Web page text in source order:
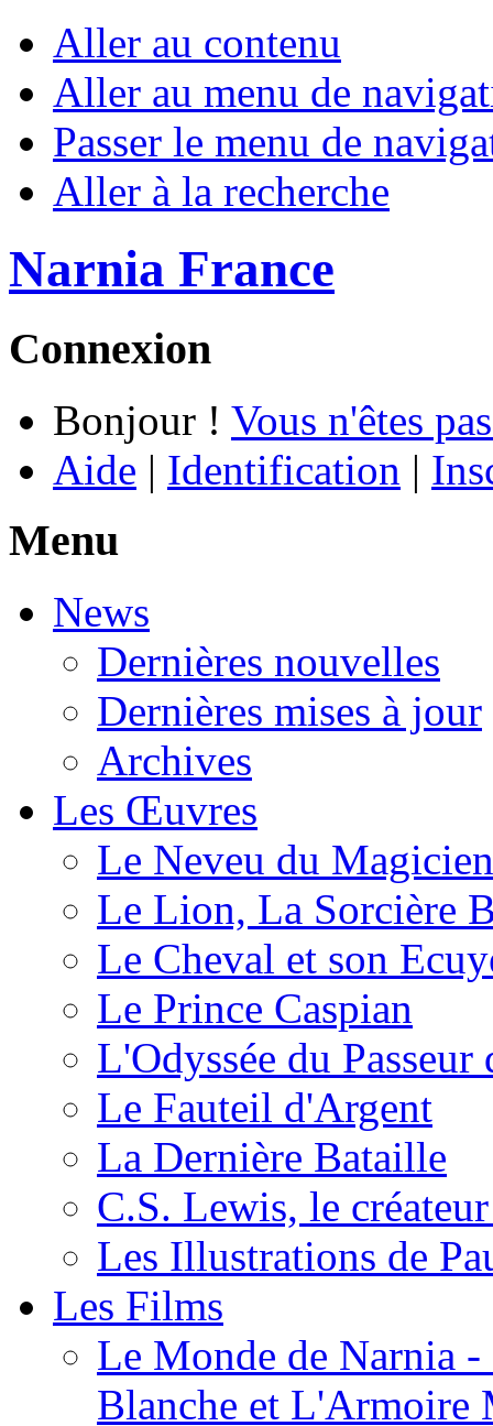
Aller au contenu
Aller au menu de
Passer le menu de
Aller à la recherche
Narnia France
Connexion
Bonjour ! Vous n'êtes
Aide | Identification |
Menu
News
Dernières nouvelles
Dernières mises à jour
Archives
Les Œuvres
Le Neveu du Magicien
Le Lion, La Sorcière
Le Cheval et son
Le Prince Caspian
L'Odyssée du
Le Fauteil d'Argent
La Dernière Bataille
C.S. Lewis, le
Les Illustrations de
Les Films
Le Monde de Narnia
Blanche et L'Armoire